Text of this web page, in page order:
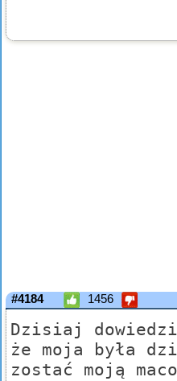
#4184 1456
Dzisiaj
że moja była
zostać moją